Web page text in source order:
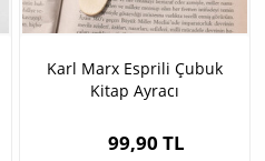
Karl Marx Esprili Çubuk
Kitap Ayracı
99,90 TL